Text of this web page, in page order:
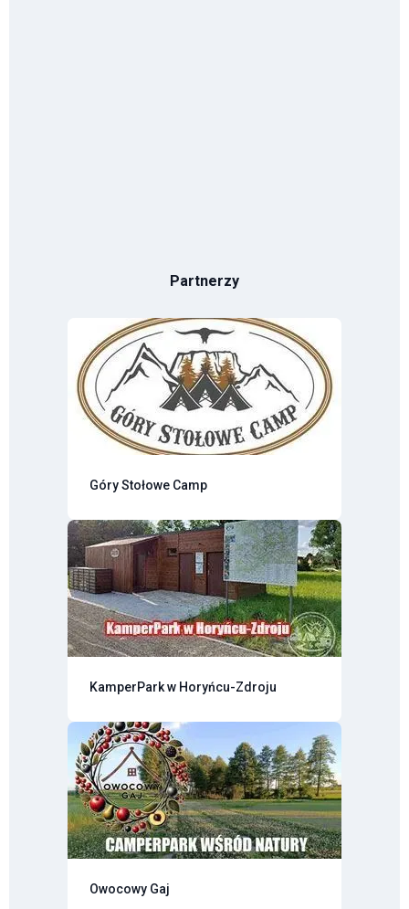
Partnerzy
Góry Stołowe Camp
KamperPark w Horyńcu-Zdroju
Owocowy Gaj